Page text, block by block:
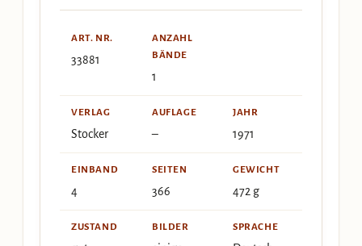
ART. NR.
33881
ANZAHL
BÄNDE
1
VERLAG
Stocker
AUFLAGE
–
JAHR
1971
EINBAND
4
SEITEN
366
GEWICHT
472 g
ZUSTAND BILDER SPRACHE